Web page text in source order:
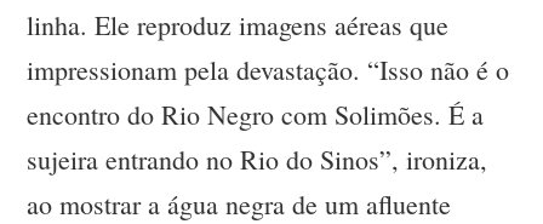
linha. Ele reproduz imagens aéreas que
impressionam pela devastação. “Isso não é o
encontro do Rio Negro com Solimões. É a
sujeira entrando no Rio do Sinos”, ironiza,
ao mostrar a água negra de um afluente